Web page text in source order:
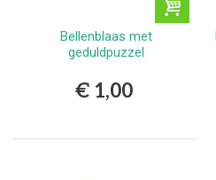
Bellenblaas met
geduldpuzzel
€ 1,00